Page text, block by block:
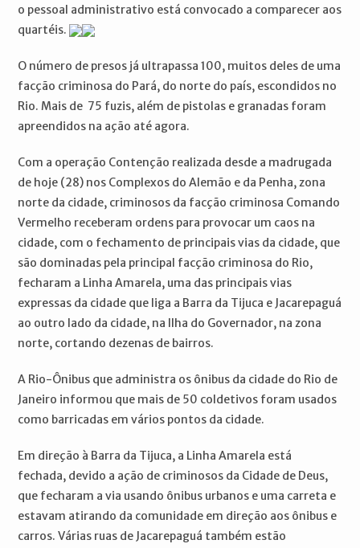
o pessoal administrativo está convocado a comparecer aos
quartéis.
O número de presos já ultrapassa 100, muitos deles de uma
facção criminosa do Pará, do norte do país, escondidos no
Rio. Mais de 75 fuzis, além de pistolas e granadas foram
apreendidos na ação até agora.
Com a operação Contenção realizada desde a madrugada
de hoje (28) nos Complexos do Alemão e da Penha, zona
norte da cidade, criminosos da facção criminosa Comando
Vermelho receberam ordens para provocar um caos na
cidade, com o fechamento de principais vias da cidade, que
são dominadas pela principal facção criminosa do Rio,
fecharam a Linha Amarela, uma das principais vias
expressas da cidade que liga a Barra da Tijuca e Jacarepaguá
ao outro lado da cidade, na Ilha do Governador, na zona
norte, cortando dezenas de bairros.
A Rio-Ônibus que administra os ônibus da cidade do Rio de
Janeiro informou que mais de 50 coldetivos foram usados
como barricadas em vários pontos da cidade.
Em direção à Barra da Tijuca, a Linha Amarela está
fechada, devido a ação de criminosos da Cidade de Deus,
que fecharam a via usando ônibus urbanos e uma carreta e
estavam atirando da comunidade em direção aos ônibus e
carros. Várias ruas de Jacarepaguá também estão